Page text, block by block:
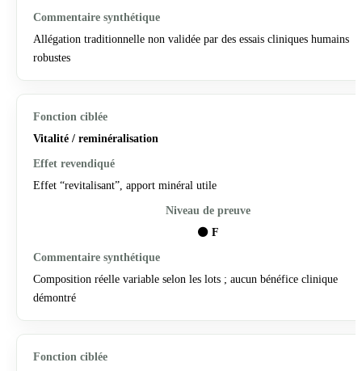
Allégation traditionnelle non validée par des essais cliniques humains
robustes
Vitalité / reminéralisation
Effet “revitalisant”, apport minéral utile
⚫ F
Composition réelle variable selon les lots ; aucun bénéfice clinique
démontré